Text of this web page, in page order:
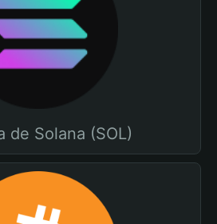
de Solana (SOL)